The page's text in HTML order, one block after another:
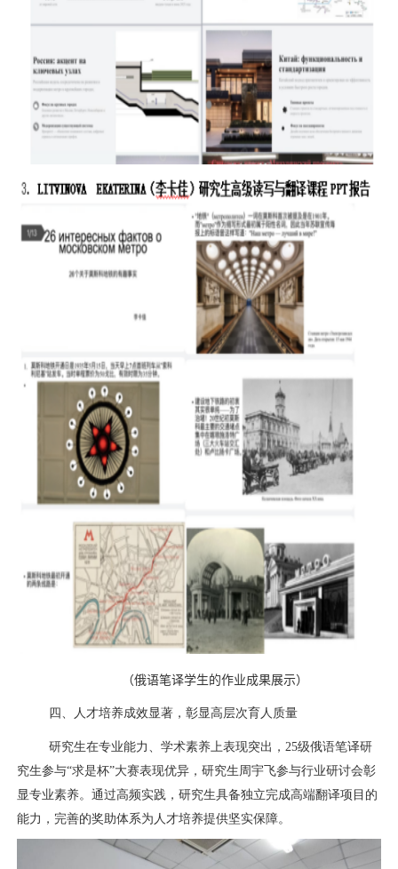
（俄语笔译学生的作业成果展示）
四、人才培养成效显著，彰显高层次育人质量
研究生在专业能力、学术素养上表现突出，25级俄语笔译研
究生参与“求是杯”大赛表现优异，研究生周宇飞参与行业研讨会彰
显专业素养。通过高频实践，研究生具备独立完成高端翻译项目的
能力，完善的奖助体系为人才培养提供坚实保障。